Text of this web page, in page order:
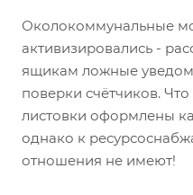
Околокоммунальные
активизировались -
ящикам ложные
поверки счётчиков.
листовки оформлены
однако к
отношения не имеют!